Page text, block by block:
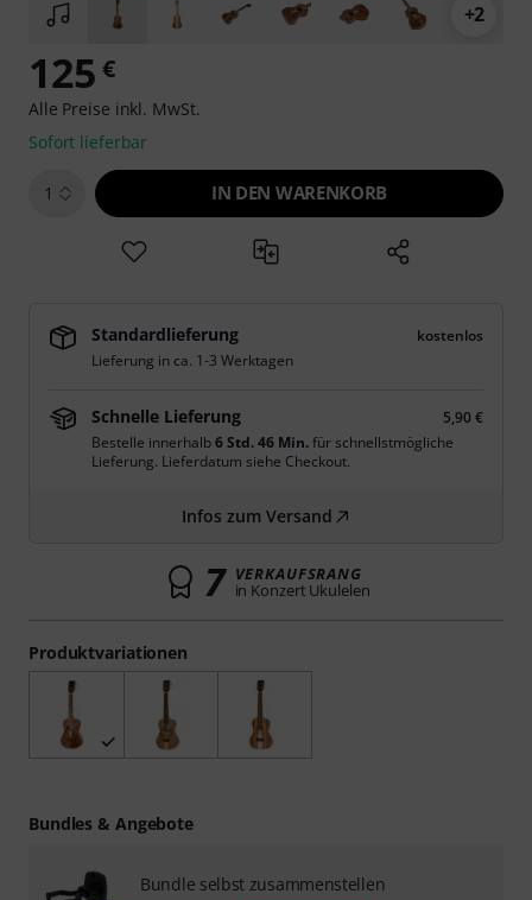
+2
Produktvariationen
125 €
Alle Preise inkl. MwSt.
Sofort lieferbar
1 IN DEN WARENKORB
Standardlieferung
kostenlos
Lieferung in ca. 1-3 Werktagen
Schnelle Lieferung
5,90 €
Bestelle innerhalb6 Std. 46 Min.für schnellstmögliche
Lieferung. Lieferdatum siehe Checkout.
Infos zum Versand
7 VERKAUFSRANG
in Konzert Ukulelen
Bundles & Angebote
Bundle selbst zusammenstellen